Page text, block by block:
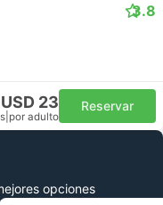
3.8
USD 23
por adulto
Reservar
opciones